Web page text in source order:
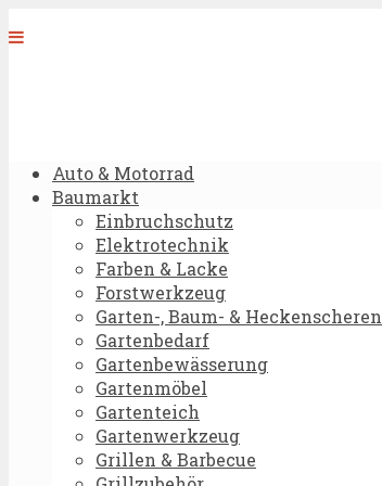
Auto & Motorrad
Baumarkt
Einbruchschutz
Elektrotechnik
Farben & Lacke
Forstwerkzeug
Garten-, Baum- & Heckenscheren
Gartenbedarf
Gartenbewässerung
Gartenmöbel
Gartenteich
Gartenwerkzeug
Grillen & Barbecue